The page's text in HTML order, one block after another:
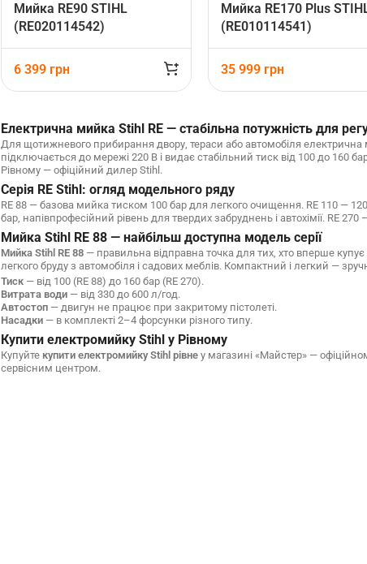
Мийка RE90 STIHL
(RE020114542)
6 399 грн
Мийка RE170 Plus
(RE010114541)
35 999 грн
Електрична мийка Stihl RE — стабільна потужність для
Для щотижневого прибирання двору, тераси або автомобіля
підключається до мережі 220 В і видає стабільний тиск від 100 до 160
Рівному — офіційний дилер Stihl.
Серія RE Stihl: огляд модельного ряду
RE 88 — базова мийка тиском 100 бар для легкого очищення. RE 110 —
бар, напівпрофесійний рівень для твердих забруднень і автохімії. RE
Мийка Stihl RE 88 — найбільш доступна модель серії
Мийка Stihl RE 88— правильна відправна точка для тих, хто вперше
легкого бруду з автомобіля і садових меблів. Компактний і легкий —
Тиск— від 100 (RE 88) до 160 бар (RE 270).
Витрата води— від 330 до 600 л/год.
Автостоп— двигун не працює при закритому пістолеті.
Насадки— в комплекті 2–4 форсунки різного типу.
Купити електромийку Stihl у Рівному
Купуйте купити електромийку Stihl рівнеу магазині «Майстер» —
сервісним центром.